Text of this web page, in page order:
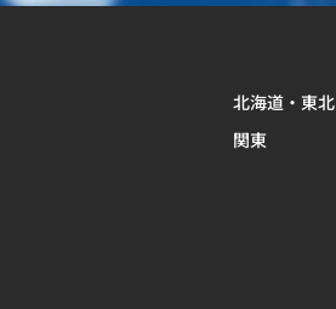
北海道・東北
関東